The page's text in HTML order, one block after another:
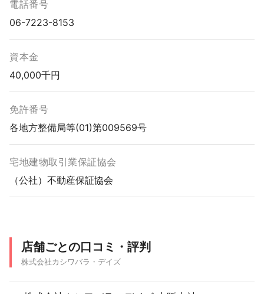
電話番号
06-7223-8153
資本金
40,000千円
免許番号
各地方整備局等(01)第009569号
宅地建物取引業保証協会
（公社）不動産保証協会
店舗ごとの口コミ・評判
株式会社カシワバラ・デイズ